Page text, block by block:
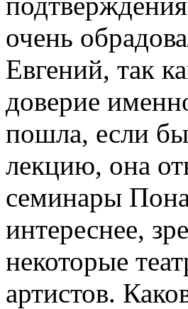
очень
Евгений, так
доверие
пошла, если
лекцию, она
семинары
интереснее,
некоторые
артистов.